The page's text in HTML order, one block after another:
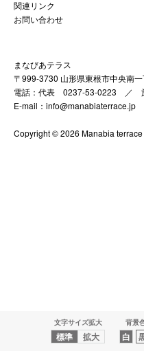
文字サイズ拡大
標準 拡大
背景
白
関連リンク
お問い合わせ
まなびあテラス
〒999-3730 山形県東根市中央南
電話：代表 0237-53-0223 ／
E-mail：info@manabiaterrace.jp
Copyright © 2026 Manabia